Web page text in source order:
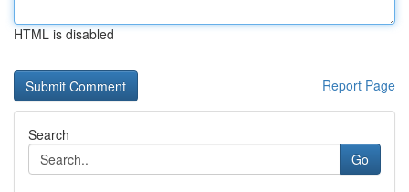
HTML is disabled
Report Page
Search
Go